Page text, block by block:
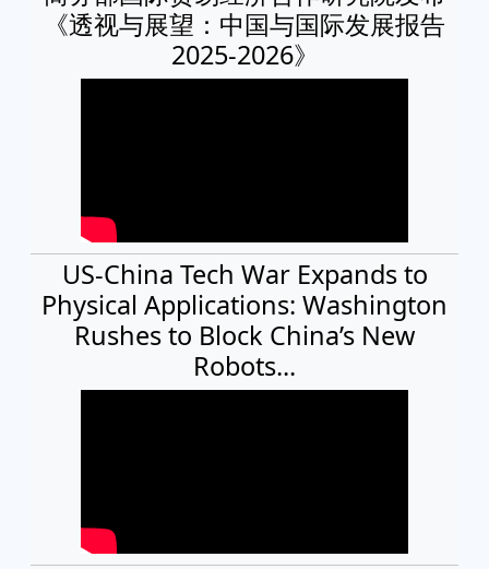
《透视与展望：中国与国际发展报告
2025-2026》
US-China Tech War Expands to
Physical Applications: Washington
Rushes to Block China’s New
Robots...